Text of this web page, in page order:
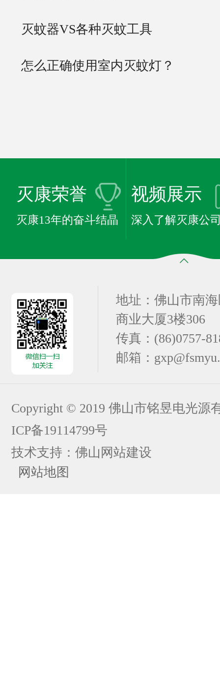
灭蚊器VS各种灭蚊工具
怎么正确使用室内灭蚊灯？
灭康荣誉
灭康13年的奋斗结晶
视频展示
深入了解灭康公
地址：佛山市南
商业大厦3楼306
传真：(86)0757-
邮箱：
Copyright © 2019 佛山市铭昱电光源
ICP备19114799号
技术支持： 佛山网站建设
网站地图